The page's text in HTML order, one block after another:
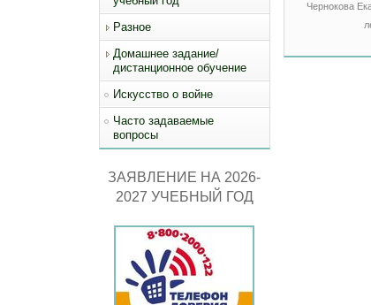
Разное
Домашнее задание/
дистанционное обучение
Искусство о войне
Часто задаваемые
вопросы
ЗАЯВЛЕНИЕ НА 2026-
2027 УЧЕБНЫЙ ГОД
Чернокова